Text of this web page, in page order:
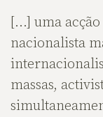
[…] uma
nacionalista
massas,